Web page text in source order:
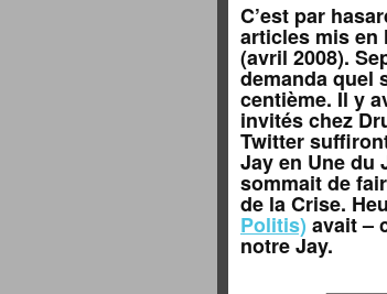
C’est par
articles mis en
(avril 2008).
demanda quel
centième. Il y
invités chez
Twitter
Jay en Une du
sommait de
de la Crise.
Politis) avait –
notre Jay.